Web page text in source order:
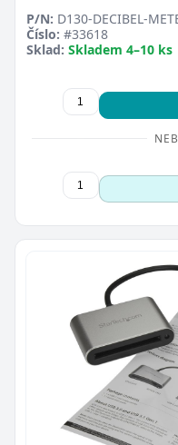
P/N: D130-DECIBEL-
Číslo: #33618
Sklad: Skladem 4–10 ks